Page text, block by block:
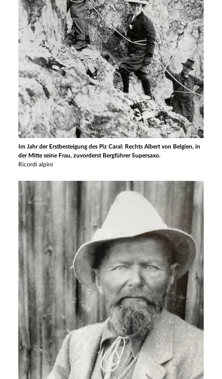
Im Jahr der Erstbesteigung des Piz Caral: Rechts Albert von Belgien, in
der Mitte seine Frau, zuvorderst Bergführer Supersaxo.
Ricordi alpini